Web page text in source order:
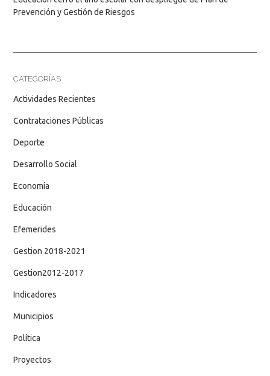
Prevención y Gestión de Riesgos
CATEGORÍAS
Actividades Recientes
Contrataciones Públicas
Deporte
Desarrollo Social
Economía
Educación
Efemerides
Gestion 2018-2021
Gestion2012-2017
Indicadores
Municipios
Política
Proyectos